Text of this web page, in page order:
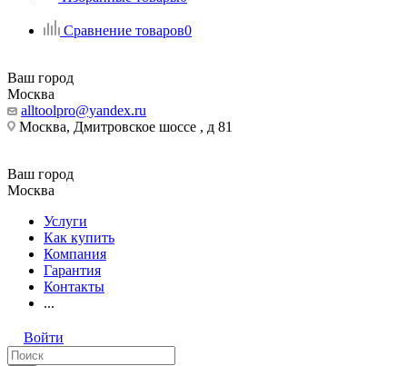
Сравнение товаров0
Ваш город
Москва
alltoolpro@yandex.ru
Москва, Дмитровское шоссе , д 81
Ваш город
Москва
Услуги
Как купить
Компания
Гарантия
Контакты
...
Войти